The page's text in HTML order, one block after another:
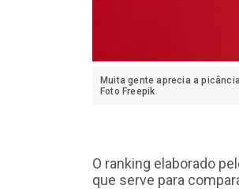
Muita gente aprecia a
Foto Freepik
O ranking elaborado
que serve para